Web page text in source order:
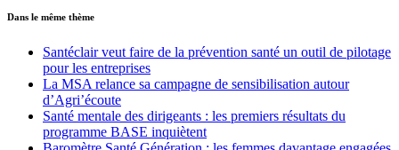
Dans le même thème
Santéclair veut faire de la prévention santé un outil de pilotage
pour les entreprises
La MSA relance sa campagne de sensibilisation autour
d’Agri’écoute
Santé mentale des dirigeants : les premiers résultats du
programme BASE inquiètent